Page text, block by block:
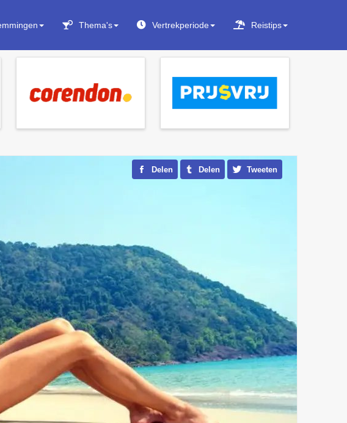
Thema's Vertrekperiode Reistips
Delen Delen Tweeten